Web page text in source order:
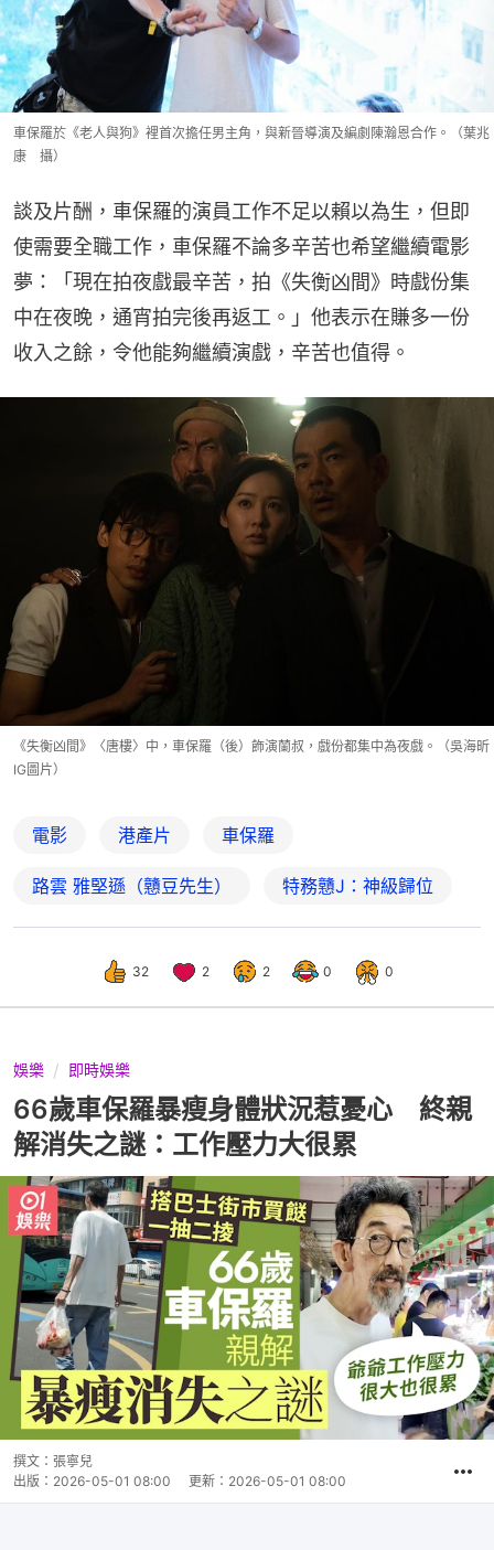
車保羅於《老人與狗》裡首次擔任男主角，與新晉導演及編劇陳瀚恩合作。（葉兆
康 攝）
談及片酬，車保羅的演員工作不足以賴以為生，但即
使需要全職工作，車保羅不論多辛苦也希望繼續電影
夢：「現在拍夜戲最辛苦，拍《失衡凶間》時戲份集
中在夜晚，通宵拍完後再返工。」他表示在賺多一份
收入之餘，令他能夠繼續演戲，辛苦也值得。
《失衡凶間》〈唐樓〉中，車保羅（後）飾演蘭叔，戲份都集中為夜戲。（吳海昕
IG圖片）
電影 港產片 車保羅
路雲 雅堅遜（戇豆先生） 特務戇J：神級歸位
32 2 2 0 0
娛樂 即時娛樂
66歲車保羅暴瘦身體狀況惹憂心 終親
解消失之謎：工作壓力大很累
撰文： 張寧兒
出版： 2026-05-01 08:00 更新： 2026-05-01 08:00